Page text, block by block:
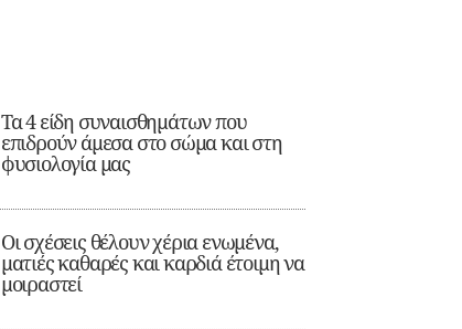
Τα 4 είδη συναισθημάτων που
επιδρούν άμεσα στο σώμα και στη
φυσιολογία μας
Οι σχέσεις θέλουν χέρια ενωμένα,
ματιές καθαρές και καρδιά έτοιμη να
μοιραστεί